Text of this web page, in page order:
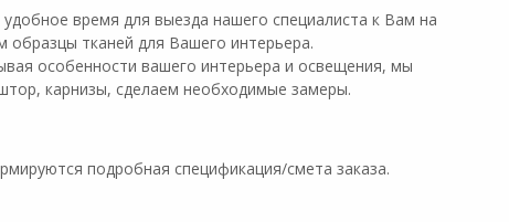
время для выезда нашего специалиста к Вам на
тканей для Вашего интерьера.
особенности вашего интерьера и освещения, мы
карнизы, сделаем необходимые замеры.
подробная спецификация/смета заказа.